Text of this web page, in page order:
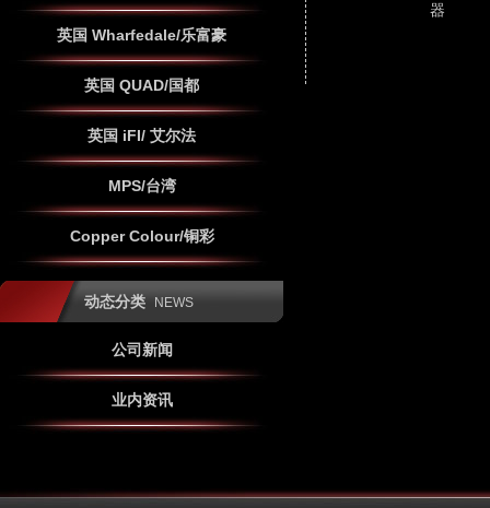
英国 Wharfedale/乐富豪
英国 QUAD/国都
英国 iFI/ 艾尔法
MPS/台湾
Copper Colour/铜彩
动态分类 NEWS
公司新闻
业内资讯
器